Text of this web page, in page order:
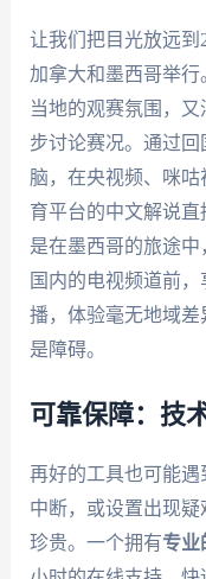
让我们把目光放远到
加拿大和墨西哥举
当地的观赛氛围，
步讨论赛况。通过
脑，在央视频、咪
育平台的中文解说
是在墨西哥的旅途
国内的电视频道前，
播，体验毫无地域
是障碍。
可靠保障：技
再好的工具也可能
中断，或设置出现疑
珍贵。一个拥有专业